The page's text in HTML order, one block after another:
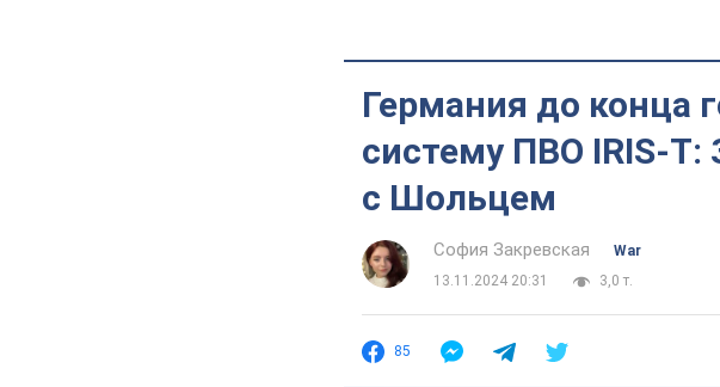
Германия до конца
систему ПВО IRIS-T:
с Шольцем
София Закревская
War
13.11.2024 20:31
3,0 т.
85